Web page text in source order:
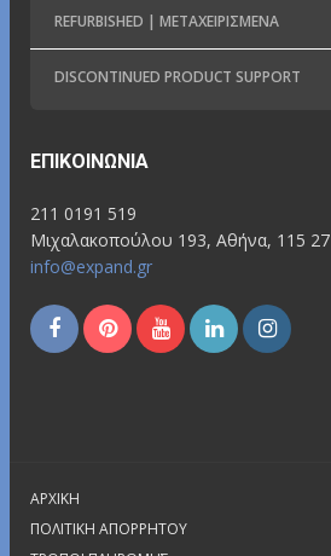
REFURBISHED | ΜΕΤΑΧΕΙΡΙΣΜΈΝΑ
DISCONTINUED PRODUCT SUPPORT
ΕΠΙΚΟΙΝΩΝΊΑ
211 0191 519
Μιχαλακοπούλου 193, Αθήνα, 115 27
info@expand.gr
ΑΡΧΙΚΉ
ΠΟΛΙΤΙΚΉ ΑΠΟΡΡΉΤΟΥ